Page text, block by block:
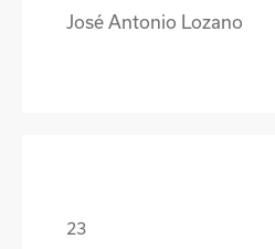
José Antonio Lozano